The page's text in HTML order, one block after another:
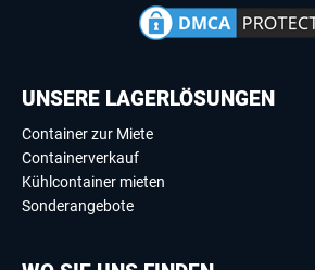
UNSERE LAGERLÖSUNGEN
Container zur Miete
Containerverkauf
Kühlcontainer mieten
Sonderangebote